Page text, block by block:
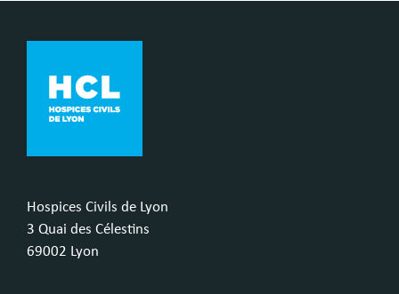
Hospices Civils de Lyon
3 Quai des Célestins
69002 Lyon